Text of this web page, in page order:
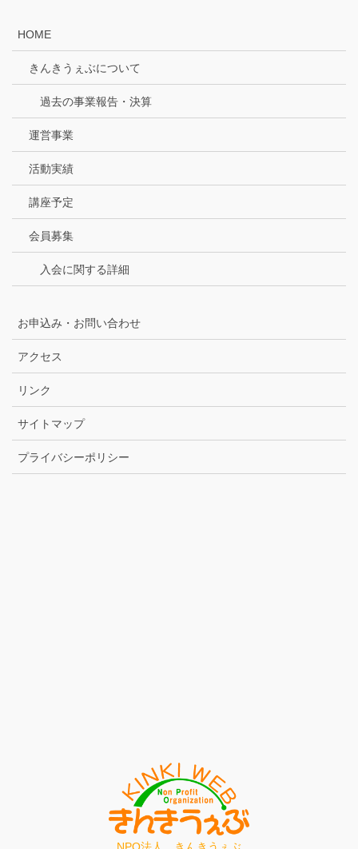
HOME
きんきうぇぶについて
過去の事業報告・決算
運営事業
活動実績
講座予定
会員募集
入会に関する詳細
お申込み・お問い合わせ
アクセス
リンク
サイトマップ
プライバシーポリシー